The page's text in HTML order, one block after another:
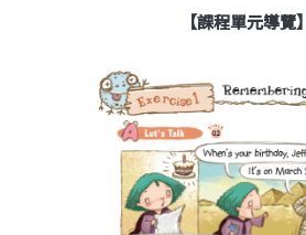
【課程單元導覽】